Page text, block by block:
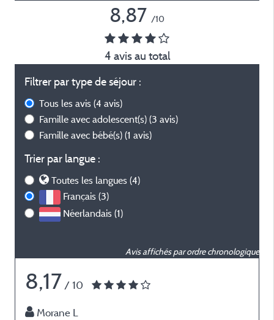
8,87 /10
4 avis au total
Filtrer par type de séjour :
Tous les avis (4 avis)
Famille avec adolescent(s) (3 avis)
Famille avec bébé(s) (1 avis)
Trier par langue :
Toutes les langues (4)
Français (3)
Néerlandais (1)
Avis affichés par ordre chronologique
8,17 / 10
Morane L